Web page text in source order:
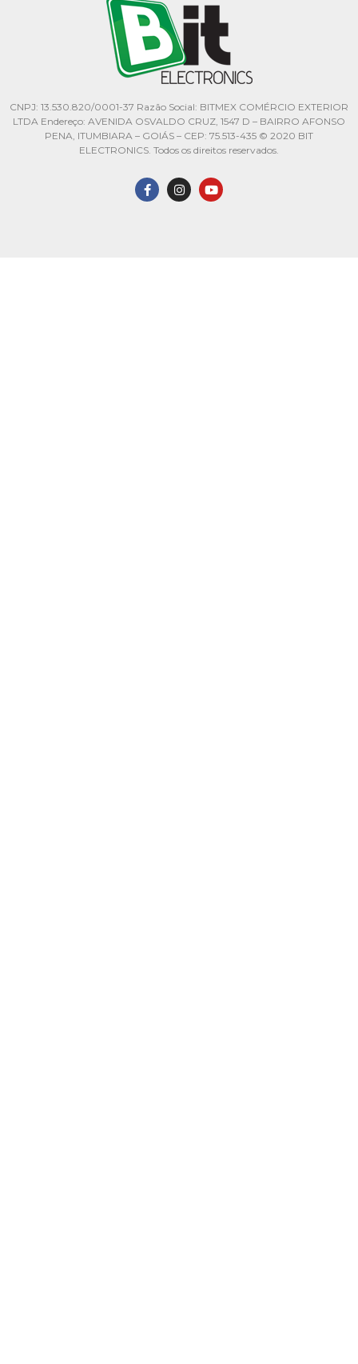
CNPJ: 13.530.820/0001-37 Razão Social: BITMEX COMÉRCIO EXTERIOR
LTDA Endereço: AVENIDA OSVALDO CRUZ, 1547 D – BAIRRO AFONSO
PENA, ITUMBIARA – GOIÁS – CEP: 75.513-435 © 2020 BIT
ELECTRONICS. Todos os direitos reservados.